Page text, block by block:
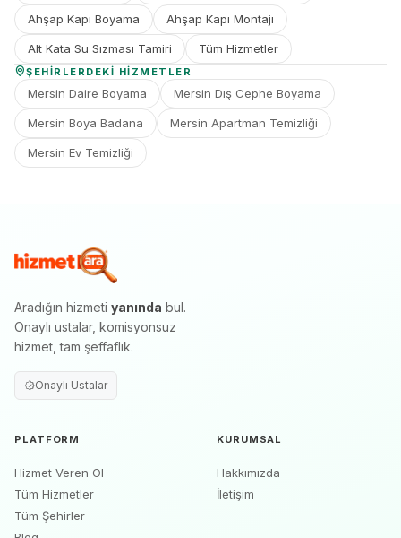
Ahşap Kapı Boyama Ahşap Kapı Montajı
Alt Kata Su Sızması Tamiri Tüm Hizmetler
ŞEHIRLERDEKI HIZMETLER
Mersin Daire Boyama Mersin Dış Cephe Boyama
Mersin Boya Badana Mersin Apartman Temizliği
Mersin Ev Temizliği
Aradığın hizmeti yanında bul.
Onaylı ustalar, komisyonsuz
hizmet, tam şeffaflık.
Onaylı Ustalar
PLATFORM
Hizmet Veren Ol
Tüm Hizmetler
Tüm Şehirler
KURUMSAL
Hakkımızda
İletişim